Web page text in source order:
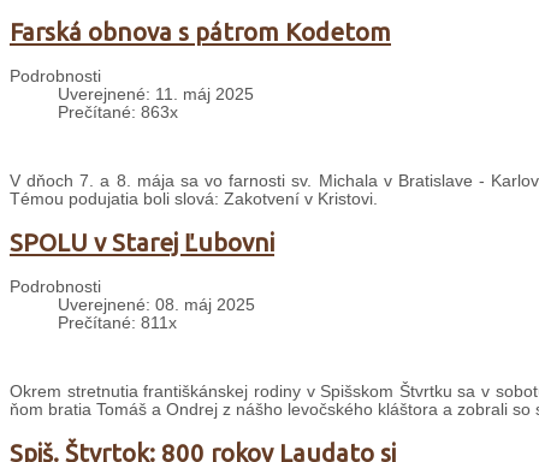
Farská obnova s pátrom Kodetom
Podrobnosti
Uverejnené: 11. máj 2025
Prečítané: 863x
V dňoch 7. a 8. mája sa vo farnosti sv. Michala v Bratislave -
Témou podujatia boli slová: Zakotvení v Kristovi.
SPOLU v Starej Ľubovni
Podrobnosti
Uverejnené: 08. máj 2025
Prečítané: 811x
Okrem stretnutia františkánskej rodiny v Spišskom Štvrtku sa v
ňom bratia Tomáš a Ondrej z nášho levočského kláštora a zobrali
Spiš. Štvrtok: 800 rokov Laudato si